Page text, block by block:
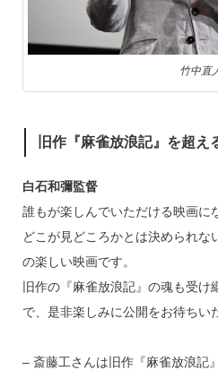
竹中直
旧作『麻雀放浪記』を超え
白石和彌監督
誰もが楽しんでいただける映画に
どこが見どころかとは決められな
の楽しい映画です。
旧作の『麻雀放浪記』の魂も受
で、是非楽しみに公開をお待ちい
– 斎藤工さんは旧作『麻雀放浪記